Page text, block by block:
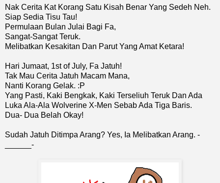
Nak Cerita Kat Korang Satu Kisah Benar Yang Sedeh Neh.
Siap Sedia Tisu Tau!
Permulaan Bulan Julai Bagi Fa,
Sangat-Sangat Teruk.
Melibatkan Kesakitan Dan Parut Yang Amat Ketara!
Hari Jumaat, 1st of July, Fa Jatuh!
Tak Mau Cerita Jatuh Macam Mana,
Nanti Korang Gelak. :P
Yang Pasti, Kaki Bengkak, Kaki Terseliuh Teruk Dan Ada
Luka Ala-Ala Wolverine X-Men Sebab Ada Tiga Baris.
Dua- Dua Belah Okay!
Sudah Jatuh Ditimpa Arang? Yes, Ia Melibatkan Arang. -
______-